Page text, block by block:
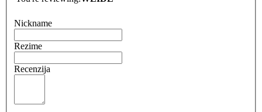
Nickname
Rezime
Recenzija